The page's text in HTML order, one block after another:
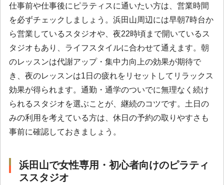
仕事前や仕事後にピラティスに通いたい方は、営業時間
を必ずチェックしましょう。浜田山周辺には早朝7時台か
ら営業しているスタジオや、夜22時頃まで開いているス
タジオもあり、ライフスタイルに合わせて通えます。朝
のレッスンは代謝アップ・集中力向上の効果が期待で
き、夜のレッスンは1日の疲れをリセットしてリラックス
効果が得られます。通勤・通学のついでに無理なく続け
られるスタジオを選ぶことが、継続のコツです。土日の
みの利用を考えている方は、休日の予約の取りやすさも
事前に確認しておきましょう。
浜田山で女性専用・初心者向けのピラティ
ススタジオ